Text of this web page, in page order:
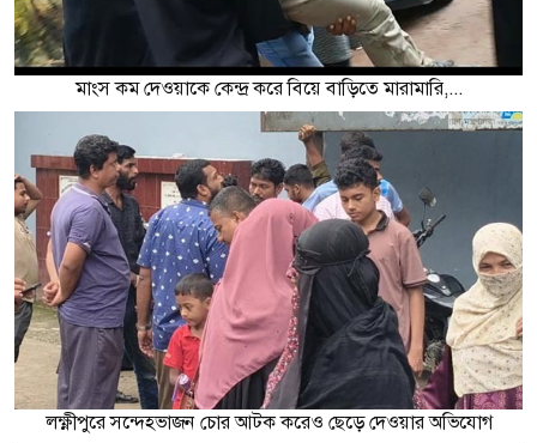
মাংস কম দেওয়াকে কেন্দ্র করে বিয়ে বাড়িতে মারামারি,...
লক্ষ্ণীপুরে সন্দেহভাজন চোর আটক করেও ছেড়ে দেওয়ার অভিযোগ